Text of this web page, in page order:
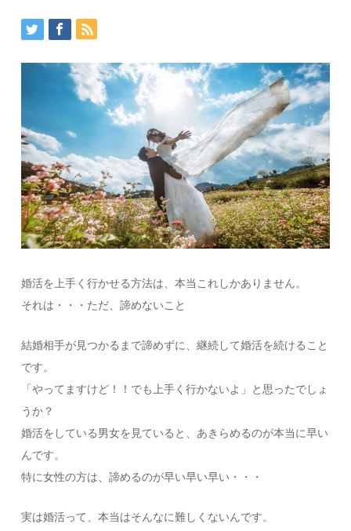
婚活を上手く行かせる方法は、本当これしかありません。
それは・・・ただ、諦めないこと
結婚相手が見つかるまで諦めずに、継続して婚活を続けること
です。
「やってますけど！！でも上手く行かないよ」と思ったでしょ
うか？
婚活をしている男女を見ていると、あきらめるのが本当に早い
んです。
特に女性の方は、諦めるのが早い早い早い・・・
実は婚活って、本当はそんなに難しくないんです。